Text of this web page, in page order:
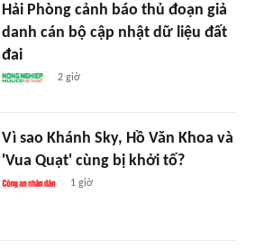
Hải Phòng cảnh báo thủ đoạn giả
danh cán bộ cập nhật dữ liệu đất
đai
2 giờ
Vì sao Khánh Sky, Hồ Văn Khoa và
'Vua Quạt' cùng bị khởi tố?
1 giờ